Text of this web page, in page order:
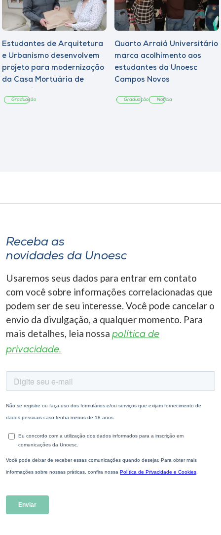
Estudantes de Arquitetura
e Urbanismo desenvolvem
projeto para modernização
da Casa Mortuária de
Graduação
Quarto Arraiá Universitário
marca acolhimento aos
estudantes da Unoesc
Campos Novos
Graduação Notícia
Receba as
novidades da Unoesc
Usaremos seus dados para entrar em contato
com você sobre informações correlacionadas que
podem ser de seu interesse. Você pode cancelar o
envio da divulgação, a qualquer momento. Para
mais detalhes, leia nossa política de
privacidade.